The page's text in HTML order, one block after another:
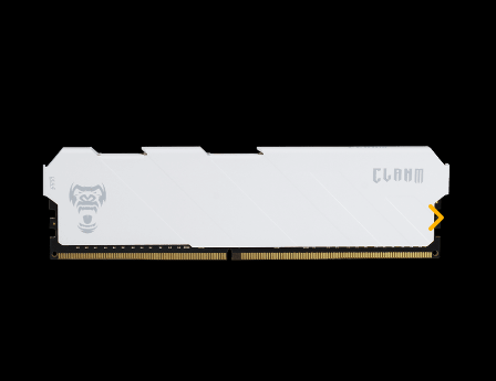
SSDs
SSDs M2
SSDs SATA